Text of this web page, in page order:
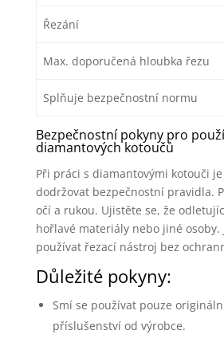
Řezání
Max. doporučená hloubka řezu
Splňuje bezpečnostní normu
Bezpečnostní pokyny pro
diamantových kotoučů
Při práci s diamantovými kotouči
dodržovat bezpečnostní pravidla.
očí a rukou. Ujistěte se, že
hořlavé materiály nebo jiné osoby.
používat řezací nástroj bez
Důležité pokyny:
Smí se používat pouze
příslušenství od výrobce.